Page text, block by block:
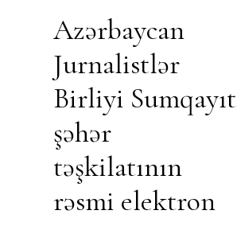
Azərbaycan
Jurnalistlər
Birliyi Sumqayıt
şəhər
təşkilatının
rəsmi elektron